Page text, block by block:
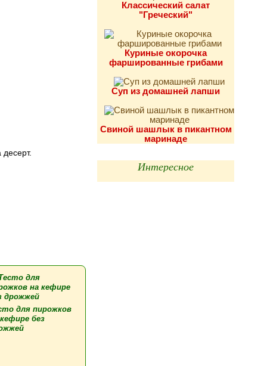
для пирожков
без
Классический салат
"Греческий"
Куриные окорочка
фаршированные грибами
Суп из домашней лапши
Свиной шашлык в пикантном
маринаде
Интересное